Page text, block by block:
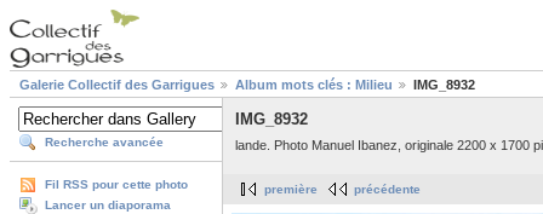
Galerie Collectif des Garrigues Album mots clés : Milieu IMG_8932
Recherche avancée
Fil RSS pour cette photo
Lancer un diaporama
IMG_8932
lande. Photo Manuel Ibanez, originale 2200 x 1700
première précédente